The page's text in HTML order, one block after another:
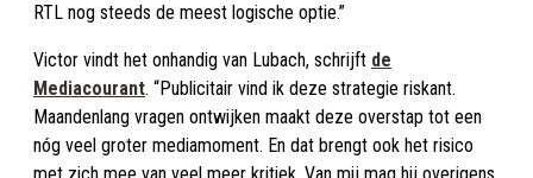
RTL nog steeds de meest logische optie.”
Victor vindt het onhandig van Lubach, schrijft de
Mediacourant. “Publicitair vind ik deze strategie riskant.
Maandenlang vragen ontwijken maakt deze overstap tot een
nóg veel groter mediamoment. En dat brengt ook het risico